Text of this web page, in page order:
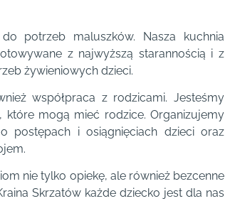
potrzeb maluszków. Nasza kuchnia
z najwyższą starannością i z
żywieniowych dzieci.
współpraca z rodzicami. Jesteśmy
mogą mieć rodzice. Organizujemy
postępach i osiągnięciach dzieci oraz
nie tylko opiekę, ale również bezcenne
Skrzatów każde dziecko jest dla nas